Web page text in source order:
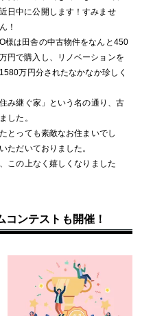
近日中に公開します！すみませ
ん！
O様は田舎の中古物件をなんと450
万円で購入し、リノベーションを
1580万円分されたなかなか珍しく
み継ぐ家」という名の通り、古
した。
とっても素敵なお住まいでし
ただいておりました。
この上なく嬉しくなりました
ンテストも開催！